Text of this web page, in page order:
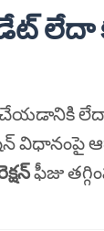
లేదా
చేయడానికి
విధానంపై
ఫీజు